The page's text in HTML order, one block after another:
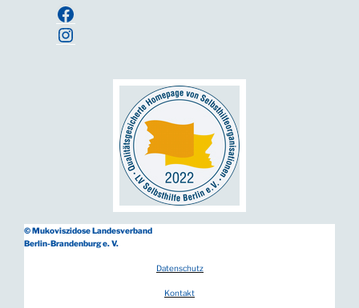
Facebook
Instagram
© Mukoviszidose Landesverband
Berlin-Brandenburg e. V.
Datenschutz
Kontakt